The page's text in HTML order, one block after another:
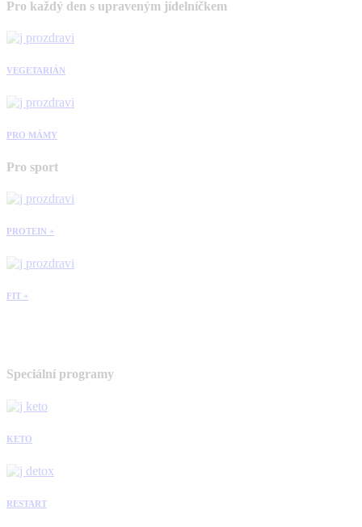
Pro každý den s upraveným jídelníčkem
VEGETARIÁN
PRO MÁMY
Pro sport
PROTEIN +
FIT +
Speciální programy
KETO
RESTART